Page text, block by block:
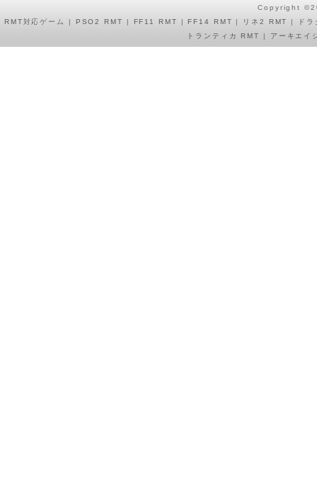
Copyright
RMT対応ゲーム | PSO2 RMT | FF11 RMT |FF14 RMT | リネ2 RMT |
ド
トランティカ RMT
| アーキエイ